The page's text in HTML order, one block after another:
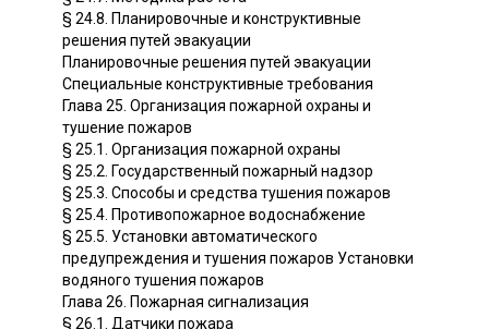
§ 24.8. Планировочные и конструктивные
решения путей эвакуации
Планировочные решения путей эвакуации
Специальные конструктивные требования
Глава 25. Организация пожарной охраны и
тушение пожаров
§ 25.1. Организация пожарной охраны
§ 25.2. Государственный пожарный надзор
§ 25.3. Способы и средства тушения пожаров
§ 25.4. Противопожарное водоснабжение
§ 25.5. Установки автоматического
предупреждения и тушения пожаров Установки
водяного тушения пожаров
Глава 26. Пожарная сигнализация
§ 26.1. Датчики пожара